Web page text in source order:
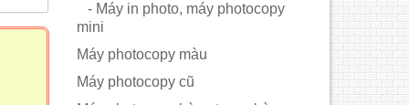
- Máy in photo, máy photocopy
mini
Máy photocopy màu
Máy photocopy cũ